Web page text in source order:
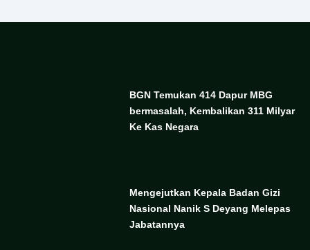
BGN Temukan 414 Dapur MBG
bermasalah, Kembalikan 311 Milyar
Ke Kas Negara
Mengejutkan Kepala Badan Gizi
Nasional Nanik S Deyang Melepas
Jabatannya